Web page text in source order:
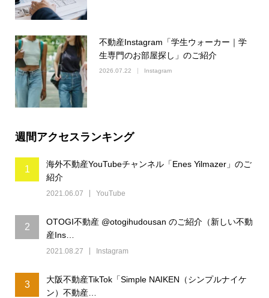
不動産Instagram「学生ウォーカー｜学
生専門のお部屋探し」のご紹介
2026.07.22 Instagram
週間アクセスランキング
1
海外不動産YouTubeチャンネル「Enes Yilmazer」のご
紹介
2021.06.07 YouTube
2
OTOGI不動産 @otogihudousan のご紹介（新しい不動
産Ins…
2021.08.27 Instagram
3
大阪不動産TikTok「Simple NAIKEN（シンプルナイケ
ン）不動産…